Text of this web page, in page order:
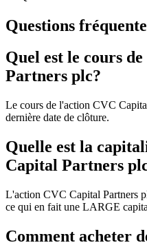
Questions
Quel est le cours
Partners plc?
Le cours de l'action CVC
dernière date de clôture.
Quelle est la
Capital Partners
L'action CVC Capital Partners
ce qui en fait une LARGE
Comment acheter